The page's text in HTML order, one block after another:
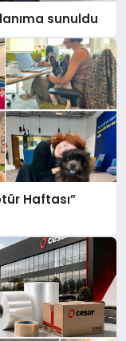
sunuldu
Haftası”